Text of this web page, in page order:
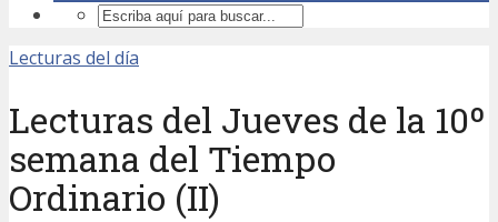
Lecturas del día
Lecturas del Jueves de la 10º
semana del Tiempo
Ordinario (II)